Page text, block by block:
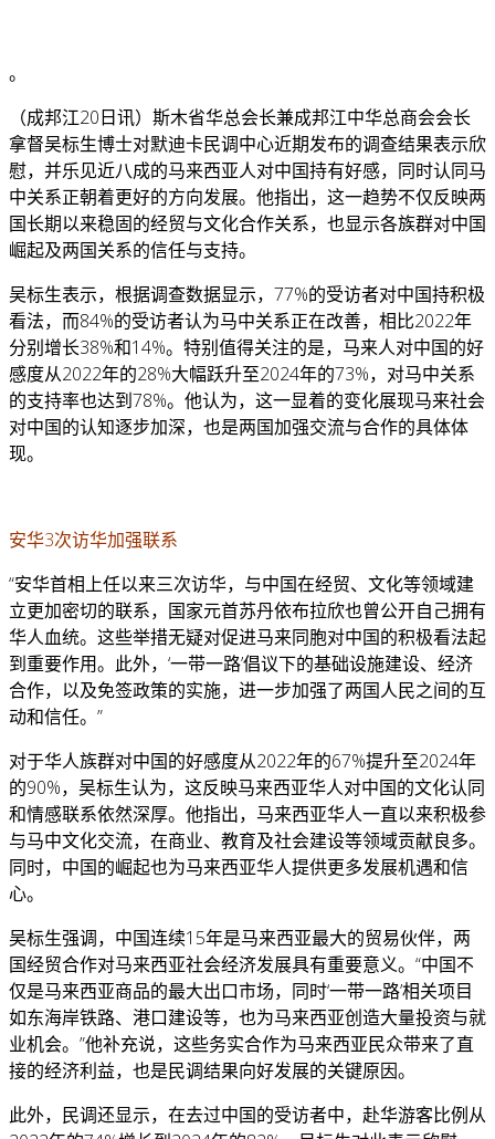
。
（成邦江20日讯）斯木省华总会长兼成邦江中华总商会会长
拿督吴标生博士对默迪卡民调中心近期发布的调查结果表示欣
慰，并乐见近八成的马来西亚人对中国持有好感，同时认同马
中关系正朝着更好的方向发展。他指出，这一趋势不仅反映两
国长期以来稳固的经贸与文化合作关系，也显示各族群对中国
崛起及两国关系的信任与支持。
吴标生表示，根据调查数据显示，77%的受访者对中国持积极
看法，而84%的受访者认为马中关系正在改善，相比2022年
分别增长38%和14%。特别值得关注的是，马来人对中国的好
感度从2022年的28%大幅跃升至2024年的73%，对马中关系
的支持率也达到78%。他认为，这一显着的变化展现马来社会
对中国的认知逐步加深，也是两国加强交流与合作的具体体
现。
安华3次访华加强联系
“安华首相上任以来三次访华，与中国在经贸、文化等领域建
立更加密切的联系，国家元首苏丹依布拉欣也曾公开自己拥有
华人血统。这些举措无疑对促进马来同胞对中国的积极看法起
到重要作用。此外，‘一带一路’倡议下的基础设施建设、经济
合作，以及免签政策的实施，进一步加强了两国人民之间的互
动和信任。”
对于华人族群对中国的好感度从2022年的67%提升至2024年
的90%，吴标生认为，这反映马来西亚华人对中国的文化认同
和情感联系依然深厚。他指出，马来西亚华人一直以来积极参
与马中文化交流，在商业、教育及社会建设等领域贡献良多。
同时，中国的崛起也为马来西亚华人提供更多发展机遇和信
心。
吴标生强调，中国连续15年是马来西亚最大的贸易伙伴，两
国经贸合作对马来西亚社会经济发展具有重要意义。“中国不
仅是马来西亚商品的最大出口市场，同时‘一带一路’相关项目
如东海岸铁路、港口建设等，也为马来西亚创造大量投资与就
业机会。”他补充说，这些务实合作为马来西亚民众带来了直
接的经济利益，也是民调结果向好发展的关键原因。
此外，民调还显示，在去过中国的受访者中，赴华游客比例从